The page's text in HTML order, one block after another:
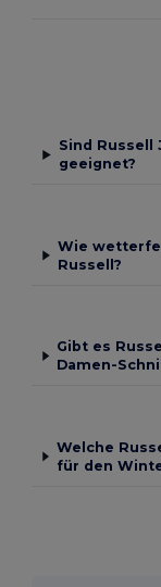
Sind Russell
geeignet?
Wie
Russell?
Gibt es
Damen-
Welche
für den